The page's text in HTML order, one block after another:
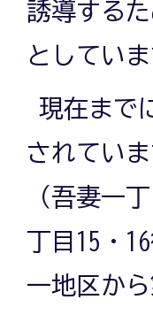
誘導する
としていま
現在まで
されていま
（吾妻一
丁目15・
一地区か